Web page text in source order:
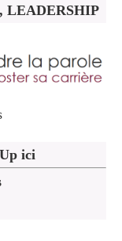
LEADERSHIP
ici